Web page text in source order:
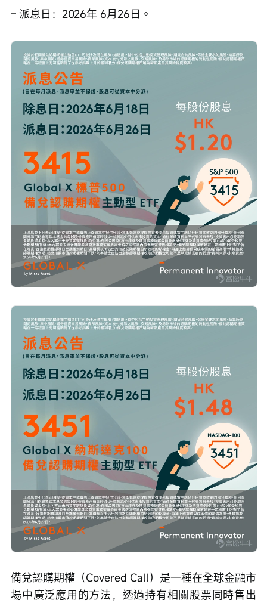
– 派息日：2026年 6月26日。
備兌認購期權（Covered Call）是一種在全球金融市
場中廣泛應用的方法，透過持有相關股票同時售出